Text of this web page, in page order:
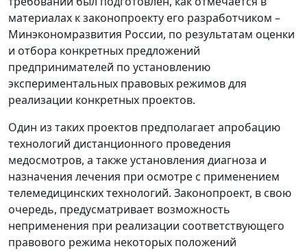
материалах к законопроекту его разработчиком –
Минэкономразвития России, по результатам оценки
и отбора конкретных предложений
предпринимателей по установлению
экспериментальных правовых режимов для
реализации конкретных проектов.
Один из таких проектов предполагает апробацию
технологий дистанционного проведения
медосмотров, а также установления диагноза и
назначения лечения при осмотре с применением
телемедицинских технологий. Законопроект, в свою
очередь, предусматривает возможность
неприменения при реализации соответствующего
правового режима некоторых положений